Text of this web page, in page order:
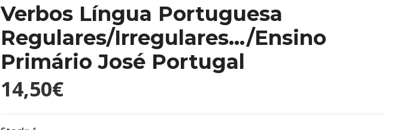
Verbos Língua Portuguesa
Regulares/Irregulares.../Ensino
Primário José Portugal
14,50€